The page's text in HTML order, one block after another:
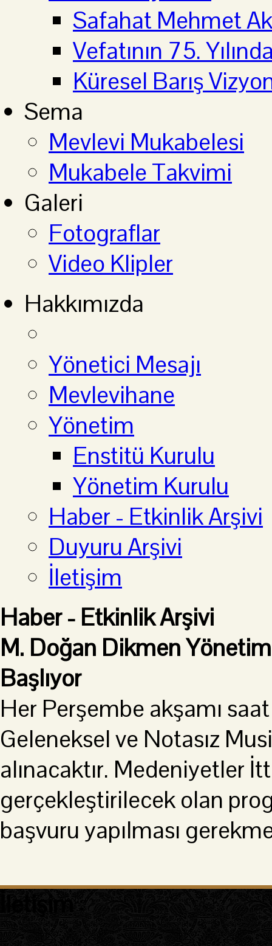
Safahat Mehmet
Vefatının 75.
Küresel Barış
Sema
Mevlevi Mukabelesi
Mukabele Takvimi
Galeri
Fotograflar
Video Klipler
Hakkımızda
Yönetici Mesajı
Mevlevihane
Yönetim
Enstitü Kurulu
Yönetim Kurulu
Haber - Etkinlik Arşivi
Duyuru Arşivi
İletişim
Haber - Etkinlik Arşivi
M. Doğan Dikmen
Başlıyor
Her Perşembe akşamı
Geleneksel ve Notasız
alınacaktır. Medeniyetler
gerçekleştirilecek olan
başvuru yapılması
İletişim: